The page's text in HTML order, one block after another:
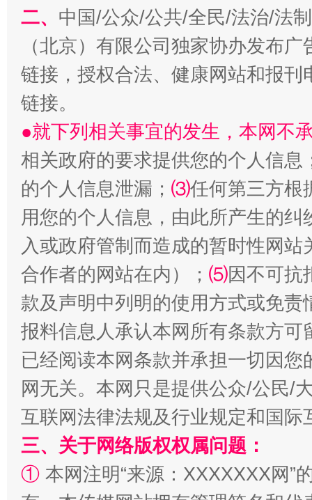
受贿1.44亿！段成刚被判无期 从幼
全民健身五年计划来了！等你上场
二、 中国/公众/公共/全民/法治/法
（北京）有限公司独家协办发布
链接，授权合法、健康网站和报
链接。
●就下列相关事宜的发生，本网不
相关政府的要求提供您的个人信息
的个人信息泄漏； ⑶任何第三方根
用您的个人信息，由此所产生的纠
入或政府管制而造成的暂时性网
合作者的网站在内）； ⑸因不可抗
款及声明中列明的使用方式或免责
报料信息人承认本网所有条款方
已经阅读本网条款并承担一切因
网无关。本网只是提供公众/公民/
互联网法律法规及行业规定和国
三、关于网络版权权属问题：
① 本网注明“来源：XXXXXXX网”